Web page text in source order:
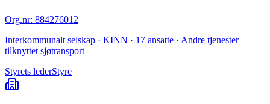
Org.nr: 884276012
Interkommunalt selskap · KINN · 17 ansatte · Andre tjenester
tilknyttet sjøtransport
Styrets lederStyre